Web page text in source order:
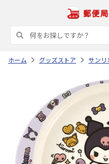
ホーム グッズストア サンリ